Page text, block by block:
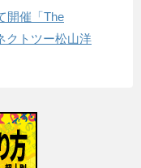
開催「The
クトツー松山洋